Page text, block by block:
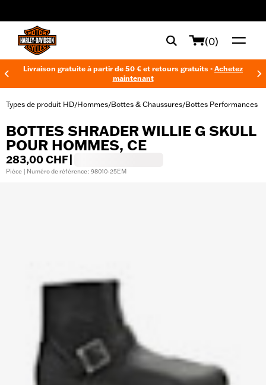
(0)
Livraison gratuite à partir de 50 € et retours gratuits - Achetez
maintenant
Types de produit HD/Hommes/Bottes & Chaussures/Bottes Performances
BOTTES SHRADER WILLIE G SKULL
POUR HOMMES, CE
283,00 CHF
Pièce | Numéro de référence : 98010-25EM